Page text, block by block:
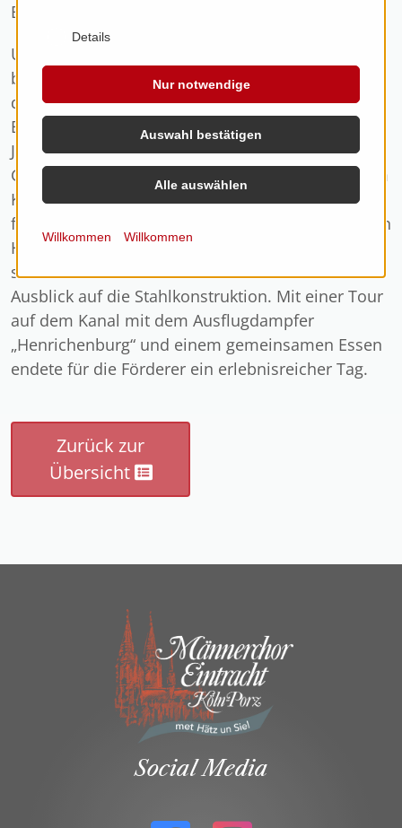
Bauwerk einweihte“.
Um den Höhenunterschied für die Schiffe zu
bewältigen, baute man den Koloss aus Stahl mit
dem gigantischen Aufzug. Dieser -auch
Badewanne genannt, liegt allerdings seit 40
Jahren still. In einem kleinen Museum wird die
Geschichte des Hebewerks und der Menschen am
Kanal wieder lebendig. Über eine Wendeltreppe
führt der Weg auf die Brücke zwischen den beiden
Haupttürmen. Von dort genoss die Gruppe bei
strahlendem Sonnenschein einen fantastischen
Ausblick auf die Stahlkonstruktion. Mit einer Tour
auf dem Kanal mit dem Ausflugdampfer
„Henrichenburg“ und einem gemeinsamen Essen
endete für die Förderer ein erlebnisreicher Tag.
Zurück zur
Übersicht
Social Media
Details
Nur notwendige
Auswahl bestätigen
Alle auswählen
Willkommen Willkommen